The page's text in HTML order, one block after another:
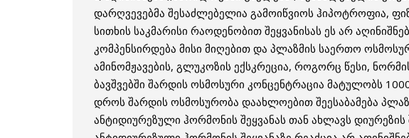
დარღვევებმა შესაძლებელია გამოიწვიოს ჰიპოტროფია,
სითხის საკმარისი რაოდენობით შეყვანისას ეს არ
კომპენსირდება მისი მიღებით და პლაზმის საერთო
ამინომჟავების, გლუკოზის ექსკრეცია, როგორც წესი,
ბავშვებში შარდის ოსმოსური კონცენტრაცია მატულობს
დროს შარდის ოსმოსურობა დაახლოებით შეესაბამება
ანტიდიურეზული ჰორმონის შეყვანას თან ახლავს